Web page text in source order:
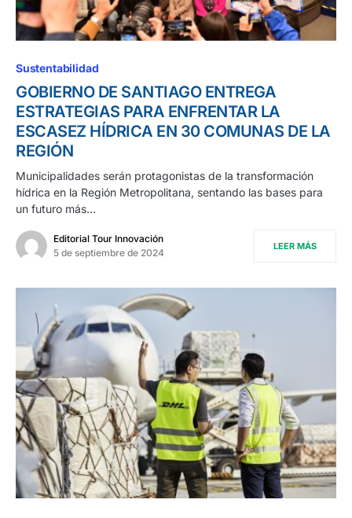
Sustentabilidad
GOBIERNO DE SANTIAGO ENTREGA
ESTRATEGIAS PARA ENFRENTAR LA
ESCASEZ HÍDRICA EN 30 COMUNAS DE LA
REGIÓN
Municipalidades serán protagonistas de la transformación
hídrica en la Región Metropolitana, sentando las bases para
un futuro más…
Editorial Tour Innovación
5 de septiembre de 2024
LEER MÁS